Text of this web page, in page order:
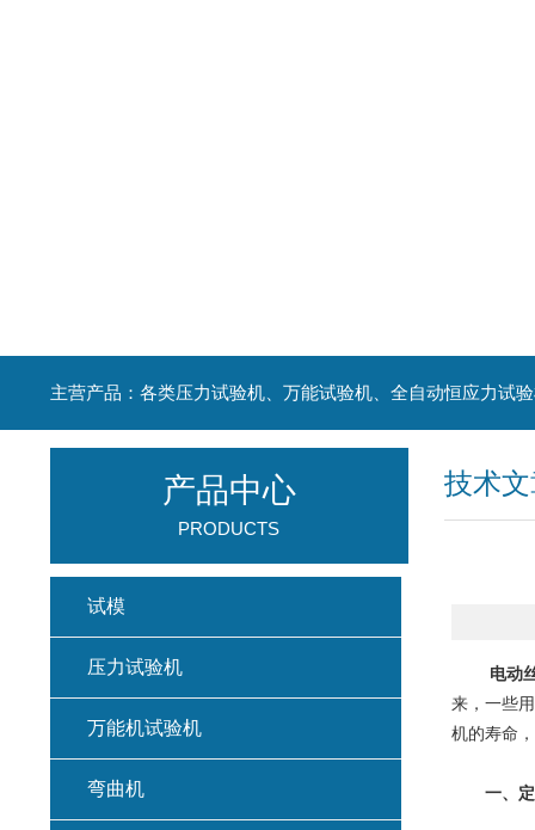
主营产品：各类压力试验机、万能试验机、全自动恒应力试
技术
电动
来，一些
机的寿命
一、
产品中心
PRODUCTS
试模
压力试验机
万能机试验机
弯曲机